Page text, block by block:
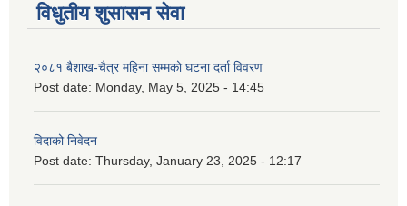
विधुतीय शुसासन सेवा
२०८१ बैशाख-चैत्र महिना सम्मको घटना दर्ता विवरण
Post date: Monday, May 5, 2025 - 14:45
विदाको निवेदन
Post date: Thursday, January 23, 2025 - 12:17